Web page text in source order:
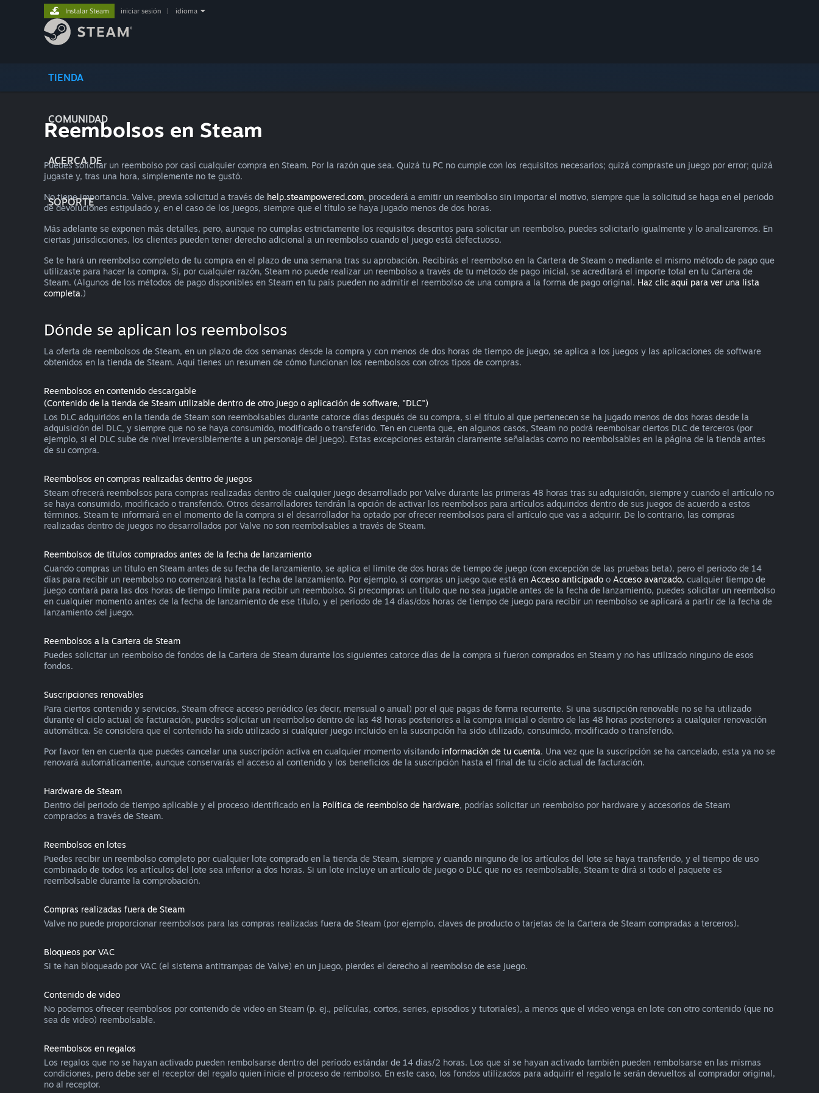
TIENDA
COMUNIDAD
ACERCA DE
SOPORTE
Instalar Steam iniciar sesión idioma
Reembolsos en Steam
Puedes solicitar un reembolso por casi cualquier compra en Steam. Por la razón que sea. Quizá tu PC no cumple con los requisitos necesarios; quizá compraste un juego por error; quizá
jugaste y, tras una hora, simplemente no te gustó.
No tiene importancia. Valve, previa solicitud a través de help.steampowered.com, procederá a emitir un reembolso sin importar el motivo, siempre que la solicitud se haga en el periodo
de devoluciones estipulado y, en el caso de los juegos, siempre que el título se haya jugado menos de dos horas.
Más adelante se exponen más detalles, pero, aunque no cumplas estrictamente los requisitos descritos para solicitar un reembolso, puedes solicitarlo igualmente y lo analizaremos. En
ciertas jurisdicciones, los clientes pueden tener derecho adicional a un reembolso cuando el juego está defectuoso.
Se te hará un reembolso completo de tu compra en el plazo de una semana tras su aprobación. Recibirás el reembolso en la Cartera de Steam o mediante el mismo método de pago que
utilizaste para hacer la compra. Si, por cualquier razón, Steam no puede realizar un reembolso a través de tu método de pago inicial, se acreditará el importe total en tu Cartera de
Steam. (Algunos de los métodos de pago disponibles en Steam en tu país pueden no admitir el reembolso de una compra a la forma de pago original. Haz clic aquí para ver una lista
completa.)
Dónde se aplican los reembolsos
La oferta de reembolsos de Steam, en un plazo de dos semanas desde la compra y con menos de dos horas de tiempo de juego, se aplica a los juegos y las aplicaciones de software
obtenidos en la tienda de Steam. Aquí tienes un resumen de cómo funcionan los reembolsos con otros tipos de compras.
Reembolsos en contenido descargable
(Contenido de la tienda de Steam utilizable dentro de otro juego o aplicación de software, "DLC")
Los DLC adquiridos en la tienda de Steam son reembolsables durante catorce días después de su compra, si el título al que pertenecen se ha jugado menos de dos horas desde la
adquisición del DLC, y siempre que no se haya consumido, modificado o transferido. Ten en cuenta que, en algunos casos, Steam no podrá reembolsar ciertos DLC de terceros (por
ejemplo, si el DLC sube de nivel irreversiblemente a un personaje del juego). Estas excepciones estarán claramente señaladas como no reembolsables en la página de la tienda antes
de su compra.
Reembolsos en compras realizadas dentro de juegos
Steam ofrecerá reembolsos para compras realizadas dentro de cualquier juego desarrollado por Valve durante las primeras 48 horas tras su adquisición, siempre y cuando el artículo no
se haya consumido, modificado o transferido. Otros desarrolladores tendrán la opción de activar los reembolsos para artículos adquiridos dentro de sus juegos de acuerdo a estos
términos. Steam te informará en el momento de la compra si el desarrollador ha optado por ofrecer reembolsos para el artículo que vas a adquirir. De lo contrario, las compras
realizadas dentro de juegos no desarrollados por Valve no son reembolsables a través de Steam.
Reembolsos de títulos comprados antes de la fecha de lanzamiento
Cuando compras un título en Steam antes de su fecha de lanzamiento, se aplica el límite de dos horas de tiempo de juego (con excepción de las pruebas beta), pero el periodo de 14
días para recibir un reembolso no comenzará hasta la fecha de lanzamiento. Por ejemplo, si compras un juego que está en Acceso anticipado o Acceso avanzado, cualquier tiempo de
juego contará para las dos horas de tiempo límite para recibir un reembolso. Si precompras un título que no sea jugable antes de la fecha de lanzamiento, puedes solicitar un reembolso
en cualquier momento antes de la fecha de lanzamiento de ese título, y el periodo de 14 días/dos horas de tiempo de juego para recibir un reembolso se aplicará a partir de la fecha de
lanzamiento del juego.
Reembolsos a la Cartera de Steam
Puedes solicitar un reembolso de fondos de la Cartera de Steam durante los siguientes catorce días de la compra si fueron comprados en Steam y no has utilizado ninguno de esos
fondos.
Suscripciones renovables
Para ciertos contenido y servicios, Steam ofrece acceso periódico (es decir, mensual o anual) por el que pagas de forma recurrente. Si una suscripción renovable no se ha utilizado
durante el ciclo actual de facturación, puedes solicitar un reembolso dentro de las 48 horas posteriores a la compra inicial o dentro de las 48 horas posteriores a cualquier renovación
automática. Se considera que el contenido ha sido utilizado si cualquier juego incluido en la suscripción ha sido utilizado, consumido, modificado o transferido.
Por favor ten en cuenta que puedes cancelar una suscripción activa en cualquier momento visitando información de tu cuenta. Una vez que la suscripción se ha cancelado, esta ya no se
renovará automáticamente, aunque conservarás el acceso al contenido y los beneficios de la suscripción hasta el final de tu ciclo actual de facturación.
Hardware de Steam
Dentro del periodo de tiempo aplicable y el proceso identificado en la Política de reembolso de hardware, podrías solicitar un reembolso por hardware y accesorios de Steam
comprados a través de Steam.
Reembolsos en lotes
Puedes recibir un reembolso completo por cualquier lote comprado en la tienda de Steam, siempre y cuando ninguno de los artículos del lote se haya transferido, y el tiempo de uso
combinado de todos los artículos del lote sea inferior a dos horas. Si un lote incluye un artículo de juego o DLC que no es reembolsable, Steam te dirá si todo el paquete es
reembolsable durante la comprobación.
Compras realizadas fuera de Steam
Valve no puede proporcionar reembolsos para las compras realizadas fuera de Steam (por ejemplo, claves de producto o tarjetas de la Cartera de Steam compradas a terceros).
Bloqueos por VAC
Si te han bloqueado por VAC (el sistema antitrampas de Valve) en un juego, pierdes el derecho al reembolso de ese juego.
Contenido de video
No podemos ofrecer reembolsos por contenido de video en Steam (p. ej., películas, cortos, series, episodios y tutoriales), a menos que el video venga en lote con otro contenido (que no
sea de video) reembolsable.
Reembolsos en regalos
Los regalos que no se hayan activado pueden rembolsarse dentro del período estándar de 14 días/2 horas. Los que sí se hayan activado también pueden rembolsarse en las mismas
condiciones, pero debe ser el receptor del regalo quien inicie el proceso de rembolso. En este caso, los fondos utilizados para adquirir el regalo le serán devueltos al comprador original,
no al receptor.